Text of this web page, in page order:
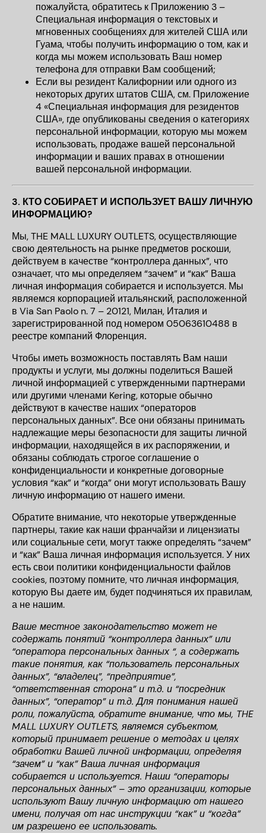
пожалуйста, обратитесь к Приложению 3 –
Специальная информация о текстовых и
мгновенных сообщениях для жителей США или
Гуама, чтобы получить информацию о том, как и
когда мы можем использовать Ваш номер
телефона для отправки Вам сообщений;
Если вы резидент Калифорнии или одного из
некоторых других штатов США, см. Приложение
4 «Специальная информация для резидентов
США», где опубликованы сведения о категориях
персональной информации, которую мы можем
использовать, продаже вашей персональной
информации и ваших правах в отношении
вашей персональной информации.
3. КТО СОБИРАЕТ И ИСПОЛЬЗУЕТ ВАШУ ЛИЧНУЮ
ИНФОРМАЦИЮ?
Мы, THE MALL LUXURY OUTLETS, осуществляющие
свою деятельность на рынке предметов роскоши,
действуем в качестве “контроллера данных”, что
означает, что мы определяем “зачем” и “как” Ваша
личная информация собирается и используется. Мы
являемся корпорацией итальянский, расположенной
в Via San Paolo n. 7 – 20121, Милан, Италия и
зарегистрированной под номером 05063610488 в
реестре компаний Флоренция.
Чтобы иметь возможность поставлять Вам наши
продукты и услуги, мы должны поделиться Вашей
личной информацией с утвержденными партнерами
или другими членами Kering, которые обычно
действуют в качестве наших “операторов
персональных данных”. Все они обязаны принимать
надлежащие меры безопасности для защиты личной
информации, находящейся в их распоряжении, и
обязаны соблюдать строгое соглашение о
конфиденциальности и конкретные договорные
условия “как” и “когда” они могут использовать Вашу
личную информацию от нашего имени.
Обратите внимание, что некоторые утвержденные
партнеры, такие как наши франчайзи и лицензиаты
или социальные сети, могут также определять “зачем”
и “как” Ваша личная информация используется. У них
есть свои политики конфиденциальности файлов
cookies, поэтому помните, что личная информация,
которую Вы даете им, будет подчиняться их правилам,
а не нашим.
Ваше местное законодательство может не
содержать понятий “контроллера данных” или
“оператора персональных данных “, а содержать
такие понятия, как “пользователь персональных
данных”, “владелец”, “предприятие”,
“ответственная сторона” и т.д. и “посредник
данных”, “оператор” и т.д. Для понимания нашей
роли, пожалуйста, обратите внимание, что мы, THE
MALL LUXURY OUTLETS, являемся субъектом,
который принимает решение о методах и целях
обработки Вашей личной информации, определяя
“зачем” и “как” Ваша личная информация
собирается и используется. Наши “операторы
персональных данных” – это организации, которые
используют Вашу личную информацию от нашего
имени, получая от нас инструкции “как” и “когда”
им разрешено ее использовать.